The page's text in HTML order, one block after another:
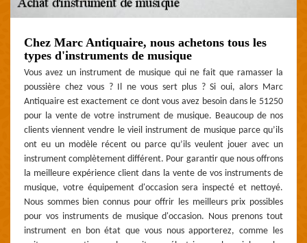
Chez Marc Antiquaire, nous achetons tous les
types d'instruments de musique
Vous avez un instrument de musique qui ne fait que ramasser la
poussière chez vous ? Il ne vous sert plus ? Si oui, alors Marc
Antiquaire est exactement ce dont vous avez besoin dans le 51250
pour la vente de votre instrument de musique. Beaucoup de nos
clients viennent vendre le vieil instrument de musique parce qu’ils
ont eu un modèle récent ou parce qu’ils veulent jouer avec un
instrument complètement différent. Pour garantir que nous offrons
la meilleure expérience client dans la vente de vos instruments de
musique, votre équipement d'occasion sera inspecté et nettoyé.
Nous sommes bien connus pour offrir les meilleurs prix possibles
pour vos instruments de musique d'occasion. Nous prenons tout
instrument en bon état que vous nous apporterez, comme les